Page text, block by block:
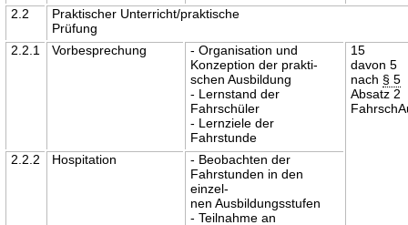
2.2
Praktischer Unterricht/praktische
Prüfung
2.2.1
Vorbesprechung
- Organisation und
Konzeption der prakti-
schen Ausbildung
- Lernstand der
Fahrschüler
- Lernziele der
Fahrstunde
15
davon 5
nach § 5
Absatz 2
2.2.2 Hospitation
- Beobachten der
Fahrstunden in den
einzel-
nen Ausbildungsstufen
- Teilnahme an